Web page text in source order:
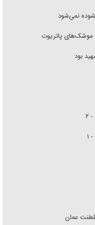
نمی‌شود
موشک‌های پاتریوت
بود
عمان